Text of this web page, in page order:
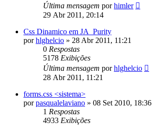
Última mensagem porhimler
29 Abr 2011, 20:14
Css Dinamico em JA_Purity
porhlghelcio » 28 Abr 2011, 11:21
0 Respostas
5178 Exibições
Última mensagem porhlghelcio
28 Abr 2011, 11:21
forms.css <sistema>
porpasqualelaviano » 08 Set 2010, 18:36
1 Respostas
4933 Exibições